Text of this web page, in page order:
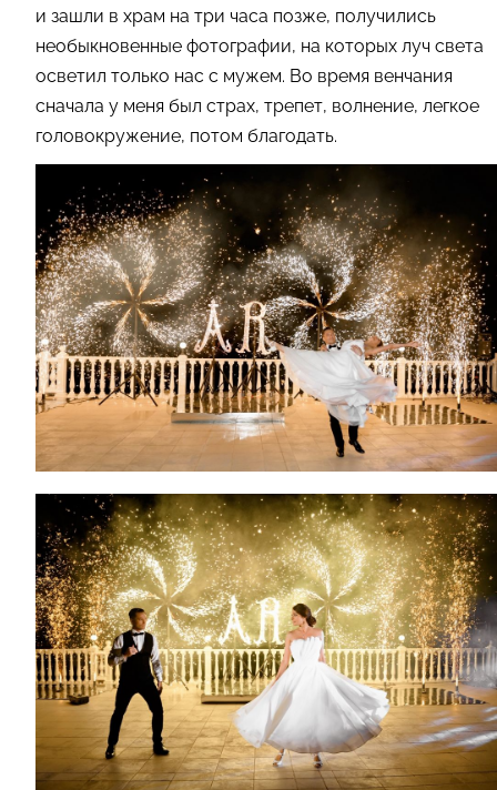
и зашли в храм на три часа позже, получились
необыкновенные фотографии, на которых луч света
осветил только нас с мужем. Во время венчания
сначала у меня был страх, трепет, волнение, легкое
головокружение, потом благодать.